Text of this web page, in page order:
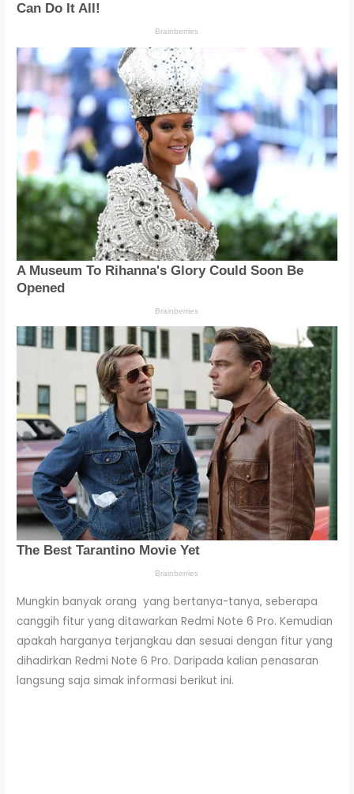
Mungkin banyak orang yang bertanya-tanya, seberapa
canggih fitur yang ditawarkan Redmi Note 6 Pro. Kemudian
apakah harganya terjangkau dan sesuai dengan fitur yang
dihadirkan Redmi Note 6 Pro. Daripada kalian penasaran
langsung saja simak informasi berikut ini.